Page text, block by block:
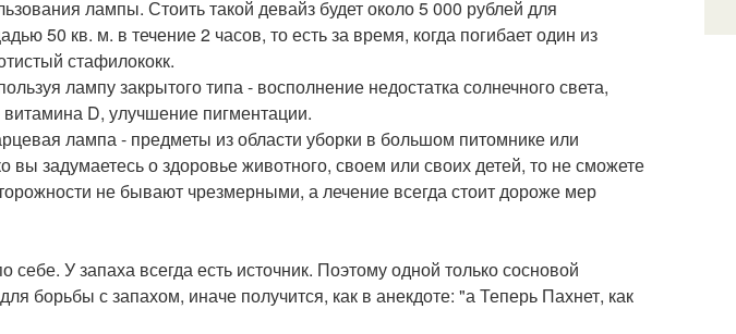
лампы. Стоить такой девайз будет около 5 000 рублей для
50 кв. м. в течение 2 часов, то есть за время, когда погибает один из
стафилококк.
лампу закрытого типа - восполнение недостатка солнечного света,
D, улучшение пигментации.
лампа - предметы из области уборки в большом питомнике или
вы задумаетесь о здоровье животного, своем или своих детей, то не сможете
не бывают чрезмерными, а лечение всегда стоит дороже мер
У запаха всегда есть источник. Поэтому одной только сосновой
борьбы с запахом, иначе получится, как в анекдоте: "а Теперь Пахнет, как